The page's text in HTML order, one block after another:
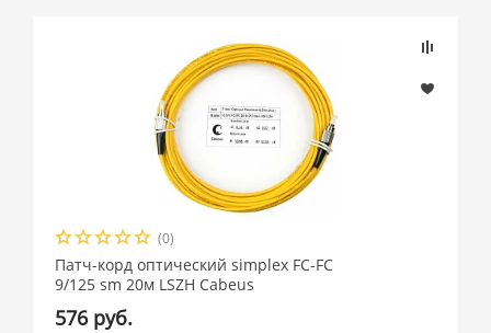
(0)
Патч-корд оптический simplex FC-FC
9/125 sm 20м LSZH Cabeus
576 руб.